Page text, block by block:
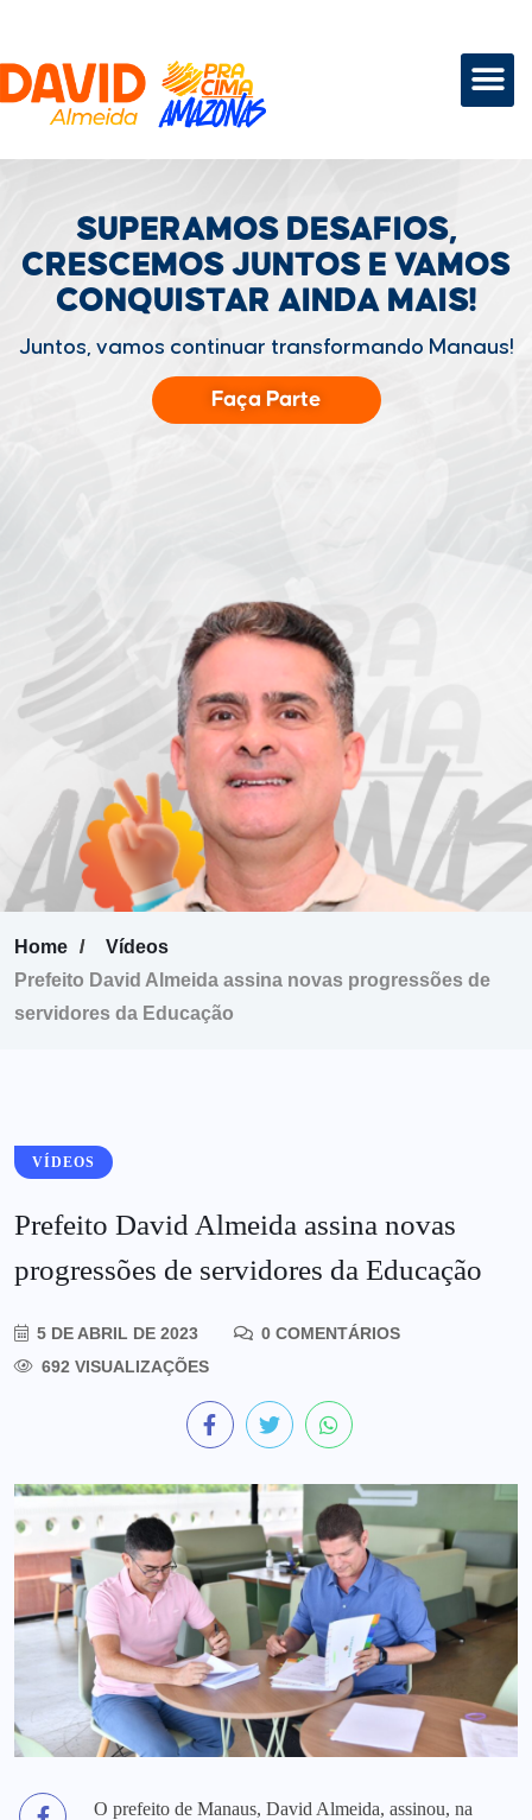
SUPERAMOS DESAFIOS,
CRESCEMOS JUNTOS E VAMOS
CONQUISTAR AINDA MAIS!
Juntos, vamos continuar transformando Manaus!
Faça Parte
Home
Vídeos
Prefeito David Almeida assina novas progressões de
servidores da Educação
VÍDEOS
Prefeito David Almeida assina novas
progressões de servidores da Educação
5 DE ABRIL DE 2023
0 COMENTÁRIOS
692 VISUALIZAÇÕES
O prefeito de Manaus, David Almeida, assinou, na